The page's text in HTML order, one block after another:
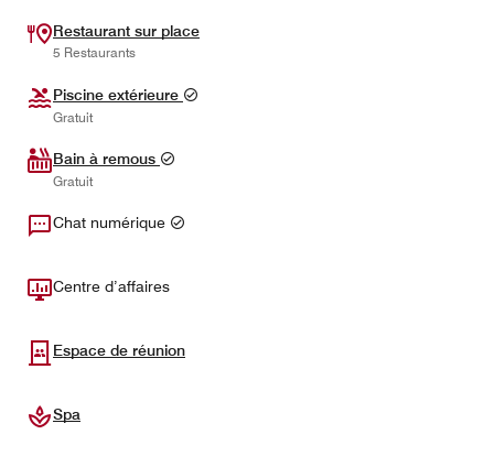
Restaurant sur place
5 Restaurants
Piscine extérieure
Gratuit
Bain à remous
Gratuit
Chat numérique
Centre d’affaires
Espace de réunion
Spa